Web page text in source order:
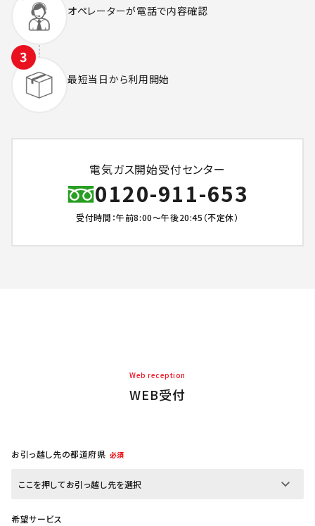
オペレーターが電話で内容確認
最短当日から利用開始
電気ガス開始受付センター
0120-911-653
受付時間：午前8:00～午後20:45（不定休）
Web reception
WEB受付
お引っ越し先の都道府県 必須
希望サービス